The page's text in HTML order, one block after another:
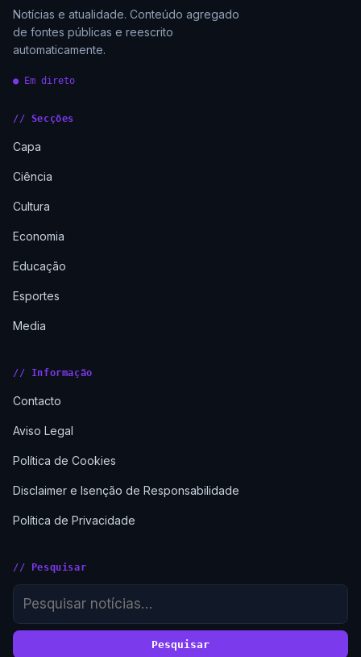
Notícias e atualidade. Conteúdo agregado
de fontes públicas e reescrito
automaticamente.
● Em direto
// Secções
Capa
Ciência
Cultura
Economia
Educação
Esportes
Media
// Informação
Contacto
Aviso Legal
Política de Cookies
Disclaimer e Isenção de Responsabilidade
Política de Privacidade
// Pesquisar
Pesquisar